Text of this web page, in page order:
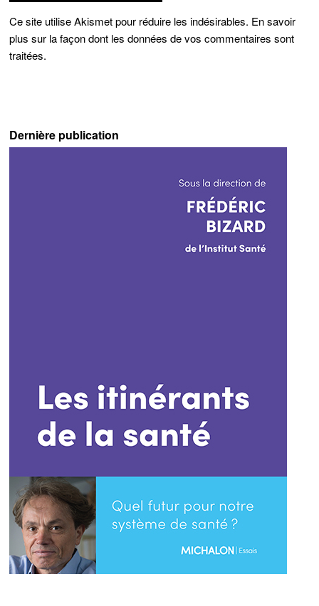
Ce site utilise Akismet pour réduire les indésirables. En savoir
plus sur la façon dont les données de vos commentaires sont
traitées.
Dernière publication